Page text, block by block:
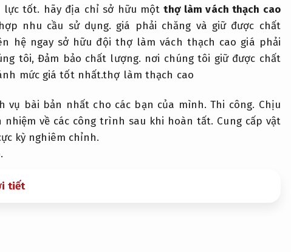
lực tốt. hãy địa chỉ sở hữu mộtthợ làm vách thạch cao
nhu cầu sử dụng. giá phải chăng và giữ được chất
hệ ngay sở hữu đội thợ làm vách thạch cao giá phải
tôi,Đảm bảo chất lượng. nơi chúng tôi giữ được chất
mức giá tốt nhất.thợ làm thạch cao
vụ bài bản nhất cho các bạn của mình.Thi công. Chịu
về các công trình sau khi hoàn tất. Cung cấp vật
kỳ nghiêm chỉnh.
tiết